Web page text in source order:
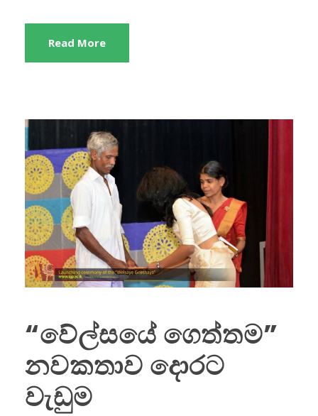
Read More
“වේල්සයේ ගෙත්තම”
නවකතාව දොරට
වැඩුම